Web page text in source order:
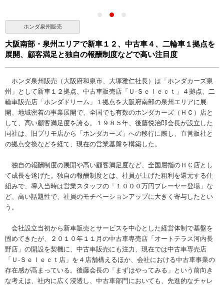
ホンダ泉州販売
大阪南部・泉州エリアで新車１２、中古車４、二輪車１拠点を
展開、顧客満足と独自の報酬制度などで高い注目度
ホンダ泉州販売（大阪府和泉市、大塚雅仁社長）は「ホンダカーズ泉
州」として新車１２拠点、中古車販売店「Ｕ‐Ｓｅｌｅｃｔ」４拠点、二
輪車販売店「ホンダドリーム」１拠点を大阪府南部の泉州エリアに展
開、地域密着の事業展開で、全国でも有数のホンダカーズ（ＨＣ）店と
して、高い顧客満足度を誇る。１９８５年、後藤悦治郎会長が設立した
同社は、旧プリモ店から「ホンダカーズ」への移行に際し、直営販社と
の拠点交換などを経て、現在の営業基盤を構築した。
独自の報酬制度の展開や高い顧客満足度など、全国屈指のＨＣ店とし
て成長を遂げた。独自の報酬制度とは、社員が上げた粗利を還元する仕
組みで、導入当時は営業スタッフの「１０００万円プレーヤー登場」な
ど、高い話題性で、社員のモチベーションアップに大きく寄与したとい
う。
会社設立当初から新車販売とサービスを中心とした経営体制で基盤を
固めてきたが、２０１０年１１月の中古車専売店「オートテラス河内長
野店」の開設を契機に、中古車販売にも注力、現在では中古車専売店
「Ｕ‐Ｓｅｌｅｃｔ店」を４店舗構えるほか、会社における中古車事業の
存在感が高まっている。後藤会長の「まずはやってみる」という前向き
な考えは、社内に広く浸透し、中古車部門においても、先進的なチャレ